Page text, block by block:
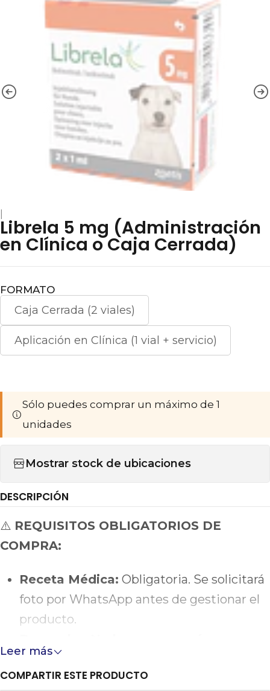
|
Librela 5 mg (Administración
en Clínica o Caja Cerrada)
FORMATO
Caja Cerrada (2 viales)
Aplicación en Clínica (1 vial + servicio)
Sólo puedes comprar un máximo de 1
unidades
Mostrar stock de ubicaciones
DESCRIPCIÓN
⚠️ REQUISITOS OBLIGATORIOS DE
COMPRA:
Receta Médica: Obligatoria. Se solicitará
foto por WhatsApp antes de gestionar el
producto.
Requiere cadena de frío estricta.
Retiro: Exclusivo en Providencia. Traer
Leer más
COMPARTIR ESTE PRODUCTO